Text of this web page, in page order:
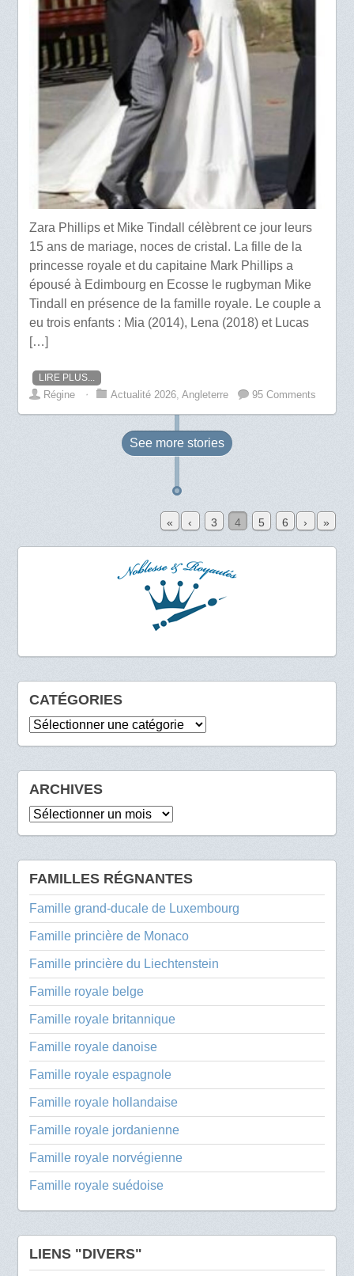
Zara Phillips et Mike Tindall célèbrent ce jour leurs
15 ans de mariage, noces de cristal. La fille de la
princesse royale et du capitaine Mark Phillips a
épousé à Edimbourg en Ecosse le rugbyman Mike
Tindall en présence de la famille royale. Le couple a
eu trois enfants : Mia (2014), Lena (2018) et Lucas
[…]
LIRE PLUS...
Régine ⋅ Actualité 2026 ,Angleterre 95 Comments
See more stories
« ‹ 3 4 5 6 › »
CATÉGORIES
Catégories
ARCHIVES
Archives
FAMILLES RÉGNANTES
Famille grand-ducale de Luxembourg
Famille princière de Monaco
Famille princière du Liechtenstein
Famille royale belge
Famille royale britannique
Famille royale danoise
Famille royale espagnole
Famille royale hollandaise
Famille royale jordanienne
Famille royale norvégienne
Famille royale suédoise
LIENS "DIVERS"